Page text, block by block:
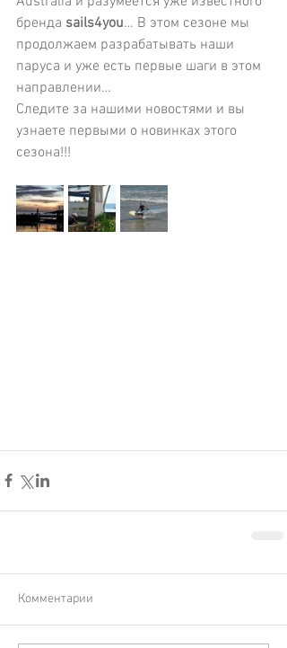
бренда sails4you… В этом сезоне мы
продолжаем разрабатывать наши
паруса и уже есть первые шаги в этом
направлении…
Следите за нашими новостями и вы
узнаете первыми о новинках этого
сезона!!!
Комментарии